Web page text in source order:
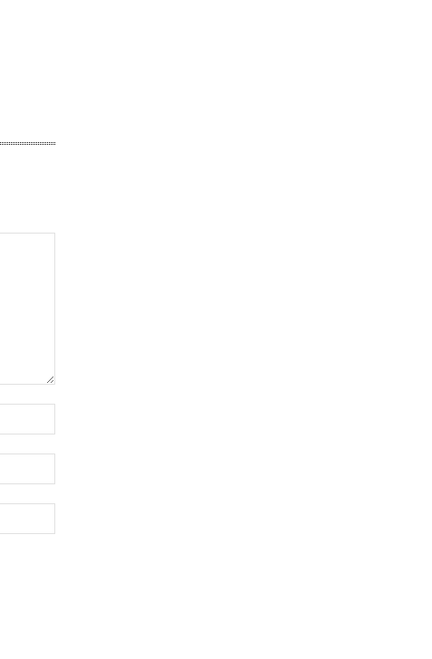
почта:*
Сайт: